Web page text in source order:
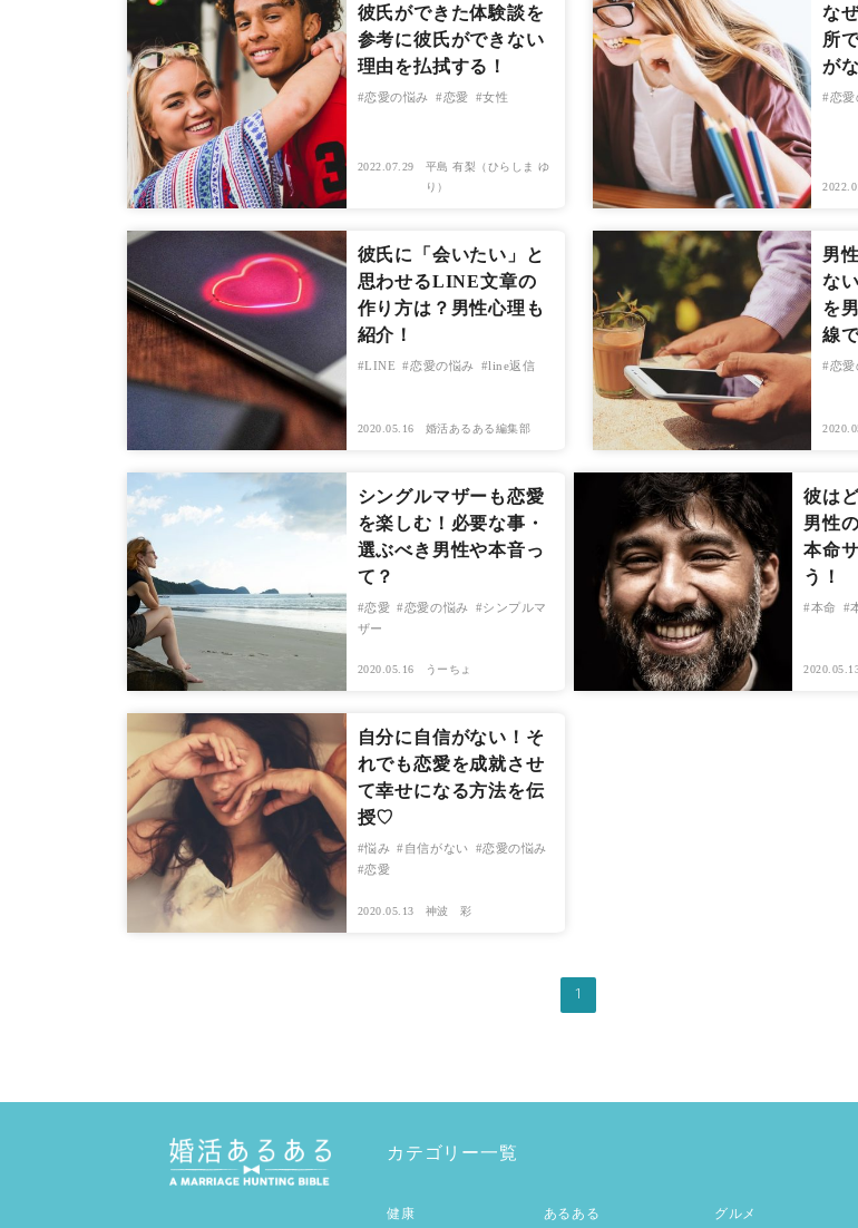
彼氏ができた体験談を
参考に彼氏ができない
理由を払拭する！
恋愛の悩み 恋愛 女性
2022.07.29
平島 有梨（ひらしま ゆ
り）
な
所
が
恋愛
彼氏に「会いたい」と
思わせるLINE文章の
作り方は？男性心理も
紹介！
LINE 恋愛の悩み line返信
2020.05.16 婚活あるある編集部
男
な
を
線
恋愛
シングルマザーも恋愛
を楽しむ！必要な事・
選ぶべき男性や本音っ
て？
恋愛 恋愛の悩み
シンプルマ
ザー
2020.05.16 うーちょ
彼は
男性
本命
う！
本命
自分に自信がない！そ
れでも恋愛を成就させ
て幸せになる方法を伝
授♡
悩み 自信がない
恋愛の悩み
恋愛
2020.05.13 神波 彩
1
カテゴリー一覧
健康 あるある グルメ